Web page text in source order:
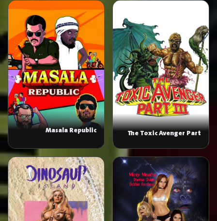
The Toxic Avenger Part
of Toxie
Masala Republic